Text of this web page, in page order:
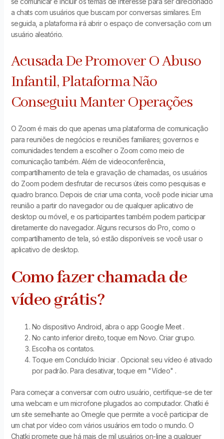
a chats com usuários que buscam por conversas similares. Em
seguida, a plataforma irá abrir o espaço de conversação com um
usuário aleatório.
Acusada De Promover O Abuso
Infantil, Plataforma Não
Conseguiu Manter Operações
O Zoom é mais do que apenas uma plataforma de comunicação
para reuniões de negócios e reuniões familiares; governos e
comunidades tendem a escolher o Zoom como meio de
comunicação também. Além de videoconferência,
compartilhamento de tela e gravação de chamadas, os usuários
do Zoom podem desfrutar de recursos úteis como pesquisas e
quadro branco. Depois de criar uma conta, você pode iniciar uma
reunião a partir do navegador ou de qualquer aplicativo de
desktop ou móvel, e os participantes também podem participar
diretamente do navegador. Alguns recursos do Pro, como o
compartilhamento de tela, só estão disponíveis se você usar o
aplicativo de desktop.
Como fazer chamada de
vídeo grátis?
No dispositivo Android, abra o app Google Meet .
No canto inferior direito, toque em Novo. Criar grupo.
Escolha os contatos.
Toque em Concluído Iniciar . Opcional: seu vídeo é ativado
por padrão. Para desativar, toque em "Vídeo" .
Para começar a conversar com outro usuário, certifique-se de ter
uma webcam e um microfone plugados ao computador. Chatki é
um site semelhante ao Omegle que permite a você participar de
um chat por vídeo com vários usuários em todo o mundo. O
Chatki promete que há mais de mil usuários on-line a qualquer